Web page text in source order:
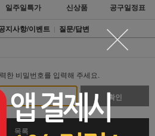
일주일특가 신상품
공구일정표
지사항/이벤트 | 질문/답변
한 비밀번호를 입력해 주세요.
확인
목록